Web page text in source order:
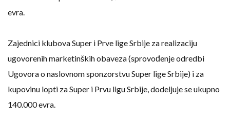
evra.
Zajednici klubova Super i Prve lige Srbije za realizaciju
ugovorenih marketinških obaveza (sprovođenje odredbi
Ugovora o naslovnom sponzorstvu Super lige Srbije) i za
kupovinu lopti za Super i Prvu ligu Srbije, dodeljuje se ukupno
140.000 evra.